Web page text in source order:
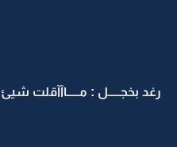
رغد بخجـــــل : مـــــاآآقلت